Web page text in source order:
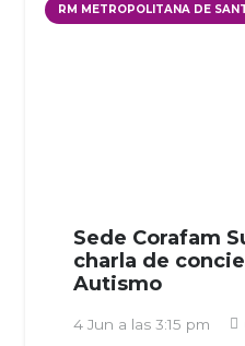
RM METROPOLITANA DE
Sede Corafam
charla de
Autismo
4 Jun a las 3:15 pm